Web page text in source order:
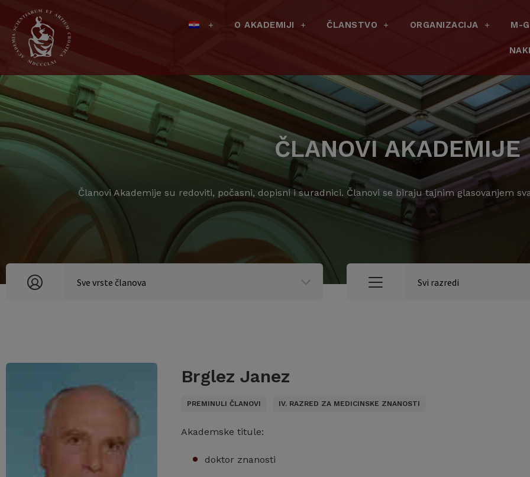
O AKADEMIJI ČLANSTVO ORGANIZACIJA M-
ČLANOVI AKADEMIJE
Članovi Akademije su redoviti, počasni, dopisni i suradnici. Članovi se biraju tajnim glasovanjem
Brglez Janez
PREMINULI ČLANOVI IV. RAZRED ZA MEDICINSKE ZNANOSTI
Akademske titule:
doktor znanosti